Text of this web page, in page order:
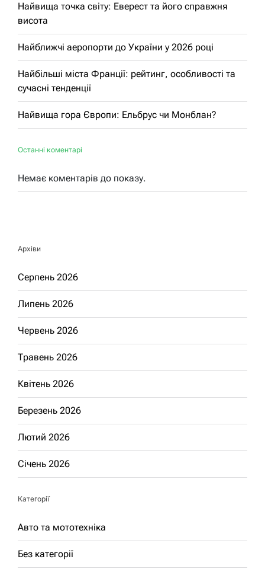
Найвища точка світу: Еверест та його справжня
висота
Найближчі аеропорти до України у 2026 році
Найбільші міста Франції: рейтинг, особливості та
сучасні тенденції
Найвища гора Європи: Ельбрус чи Монблан?
Останні коментарі
Немає коментарів до показу.
Архіви
Серпень 2026
Липень 2026
Червень 2026
Травень 2026
Квітень 2026
Березень 2026
Лютий 2026
Січень 2026
Категорії
Авто та мототехніка
Без категорії